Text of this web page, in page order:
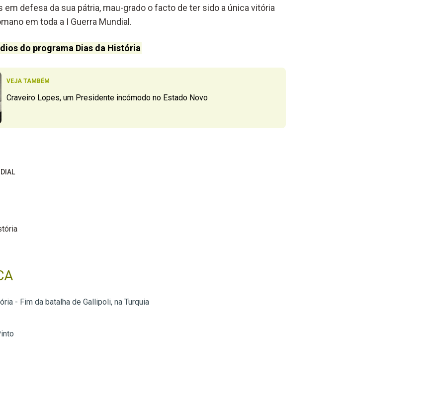
defesa da sua pátria, mau-grado o facto de ter sido a única vitória
em toda a I Guerra Mundial.
do programa Dias da História
VEJA TAMBÉM
Craveiro Lopes, um Presidente incómodo no Estado Novo
- Fim da batalha de Gallipoli, na Turquia